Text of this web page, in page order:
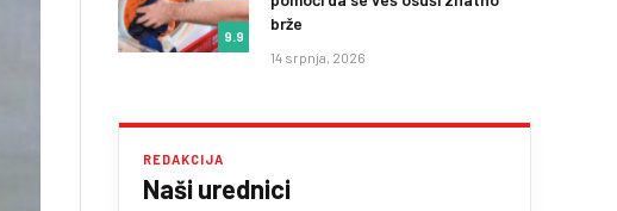
9.9
brže
14 srpnja, 2026
REDAKCIJA
Naši urednici